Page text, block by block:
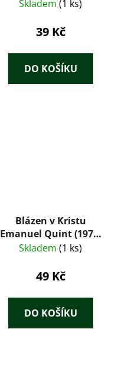
Skladem (1 ks)
39 Kč
DO KOŠÍKU
Blázen v Kristu
Emanuel Quint (1975)
– Gerhart
Skladem (1 ks)
49 Kč
DO KOŠÍKU